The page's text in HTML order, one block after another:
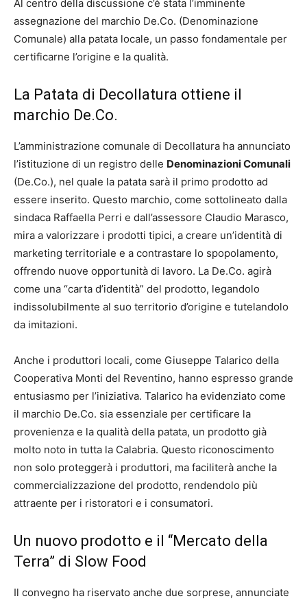
Al centro della discussione c’è stata l’imminente
assegnazione del marchio De.Co. (Denominazione
Comunale) alla patata locale, un passo fondamentale per
certificarne l’origine e la qualità.
La Patata di Decollatura ottiene il
marchio De.Co.
L’amministrazione comunale di Decollatura ha annunciato
l’istituzione di un registro delle Denominazioni Comunali
(De.Co.), nel quale la patata sarà il primo prodotto ad
essere inserito. Questo marchio, come sottolineato dalla
sindaca Raffaella Perri e dall’assessore Claudio Marasco,
mira a valorizzare i prodotti tipici, a creare un’identità di
marketing territoriale e a contrastare lo spopolamento,
offrendo nuove opportunità di lavoro. La De.Co. agirà
come una “carta d’identità” del prodotto, legandolo
indissolubilmente al suo territorio d’origine e tutelandolo
da imitazioni.
Anche i produttori locali, come Giuseppe Talarico della
Cooperativa Monti del Reventino, hanno espresso grande
entusiasmo per l’iniziativa. Talarico ha evidenziato come
il marchio De.Co. sia essenziale per certificare la
provenienza e la qualità della patata, un prodotto già
molto noto in tutta la Calabria. Questo riconoscimento
non solo proteggerà i produttori, ma faciliterà anche la
commercializzazione del prodotto, rendendolo più
attraente per i ristoratori e i consumatori.
Un nuovo prodotto e il “Mercato della
Terra” di Slow Food
Il convegno ha riservato anche due sorprese, annunciate